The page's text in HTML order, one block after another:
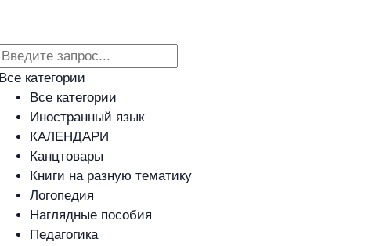
Все категории
Все категории
Иностранный язык
КАЛЕНДАРИ
Канцтовары
Книги на разную тематику
Логопедия
Наглядные пособия
Педагогика